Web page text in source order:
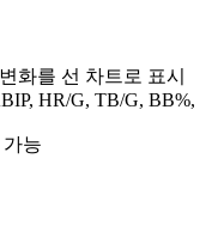
변화를 선 차트로 표시
HR/G, TB/G, BB%,
능